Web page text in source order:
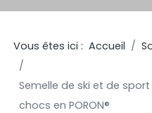
Vous êtes ici :Accueil
Semelle de ski et de
chocs en PORON®